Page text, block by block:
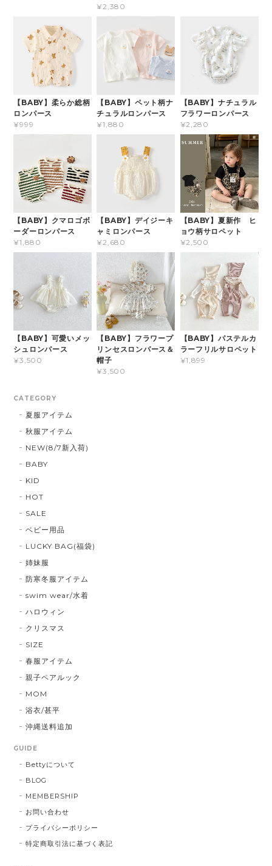
¥2,380
【BABY】柔らか総柄
ロンパース
¥999
【BABY】ペット柄ナ
チュラルロンパース
¥1,880
【BABY】ナチュラル
フラワーロンパース
¥2,280
【BABY】クマロゴボ
ーダーロンパース
¥1,880
【BABY】デイジーキ
ャミロンパース
¥2,680
【BABY】夏新作 ヒ
ョウ柄サロペット
¥2,500
【BABY】可愛いメッ
シュロンパース
¥3,500
【BABY】フラワープ
リンセスロンパース＆
帽子
¥3,500
【BABY】パステルカ
ラーフリルサロペット
¥1,899
CATEGORY
夏服アイテム
秋服アイテム
NEW(8/7新入荷)
BABY
KID
HOT
SALE
ベビー用品
LUCKY BAG(福袋)
姉妹服
防寒冬服アイテム
swim wear/水着
ハロウィン
クリスマス
SIZE
春服アイテム
親子ペアルック
MOM
浴衣/甚平
沖縄送料追加
GUIDE
Bettyについて
BLOG
MEMBERSHIP
お問い合わせ
プライバシーポリシー
特定商取引法に基づく表記